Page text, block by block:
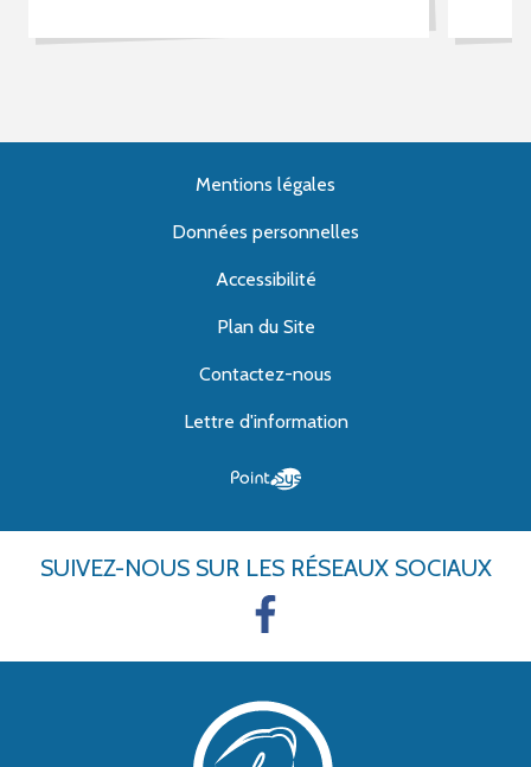
Mentions légales
Données personnelles
Accessibilité
Plan du Site
Contactez-nous
Lettre d'information
SUIVEZ-NOUS SUR LES RÉSEAUX SOCIAUX